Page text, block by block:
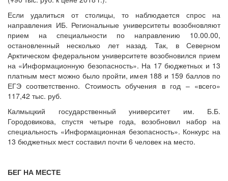
Если удалиться от столицы, то наблюдается спрос на
направления ИБ. Региональные университеты возобновляют
прием на специальности по направлению 10.00.00,
остановленный несколько лет назад. Так, в Северном
Арктическом федеральном университете возобновился прием
на «Информационную безопасность». На 17 бюджетных и 13
платным мест можно было пройти, имея 188 и 159 баллов по
ЕГЭ соответственно. Стоимость обучения в год – «всего»
117,42 тыс. руб.
Калмыцкий государственный университет им. Б.Б.
Городовикова, спустя четыре года, возобновил набор на
специальность «Информационная безопасность». Конкурс на
13 бюджетных мест составил почти 6 человек на место.
БЕГ НА МЕСТЕ